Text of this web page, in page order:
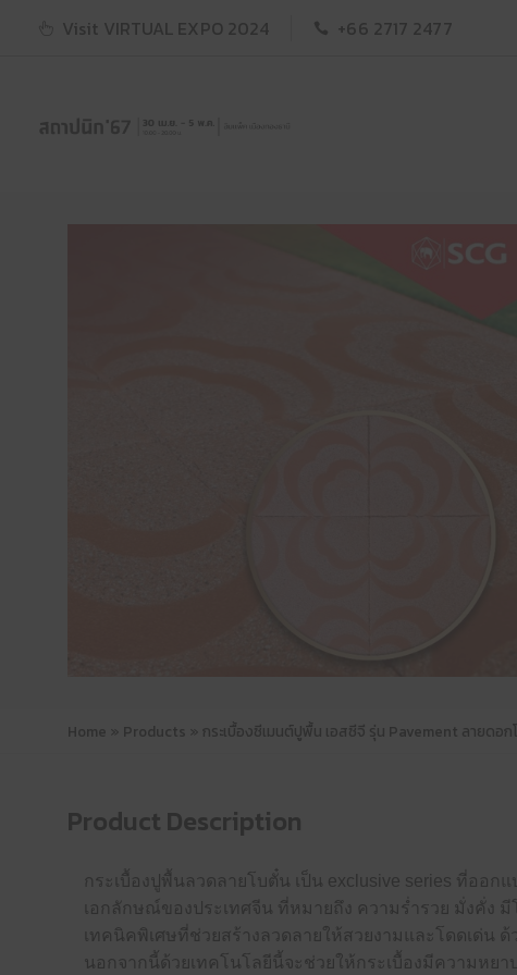
Visit VIRTUAL EXPO 2024 +66 2717 2477
Home » Products » กระเบื้องซีเมนต์ปูพื้น เอสซีจี รุ่น Pavement ลายดอ
Product Description
กระเบื้องปูพื้นลวดลายโบตั๋น เป็น exclusive series ที่ออ
เอกลักษณ์ของประเทศจีน ที่หมายถึง ความร่ำรวย มั่งคั่ง
เทคนิคพิเศษที่ช่วยสร้างลวดลายให้สวยงามและโดดเด่น
นอกจากนี้ด้วยเทคโนโลยีนี้จะช่วยให้กระเบื้องมีความหย